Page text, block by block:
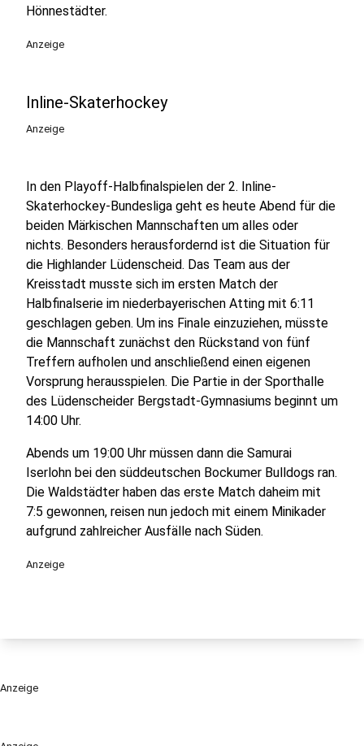
Hönnestädter.
Anzeige
Inline-Skaterhockey
Anzeige
In den Playoff-Halbfinalspielen der 2. Inline-
Skaterhockey-Bundesliga geht es heute Abend für die
beiden Märkischen Mannschaften um alles oder
nichts. Besonders herausfordernd ist die Situation für
die Highlander Lüdenscheid. Das Team aus der
Kreisstadt musste sich im ersten Match der
Halbfinalserie im niederbayerischen Atting mit 6:11
geschlagen geben. Um ins Finale einzuziehen, müsste
die Mannschaft zunächst den Rückstand von fünf
Treffern aufholen und anschließend einen eigenen
Vorsprung herausspielen. Die Partie in der Sporthalle
des Lüdenscheider Bergstadt-Gymnasiums beginnt um
14:00 Uhr.
Abends um 19:00 Uhr müssen dann die Samurai
Iserlohn bei den süddeutschen Bockumer Bulldogs ran.
Die Waldstädter haben das erste Match daheim mit
7:5 gewonnen, reisen nun jedoch mit einem Minikader
aufgrund zahlreicher Ausfälle nach Süden.
Anzeige
Anzeige